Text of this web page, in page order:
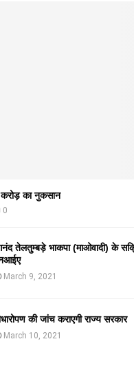
का नुकसान
0
तेलतुम्बड़े भाकपा (माओवादी) के
March 9, 2021
की जांच कराएगी राज्य सरकार
March 10, 2021